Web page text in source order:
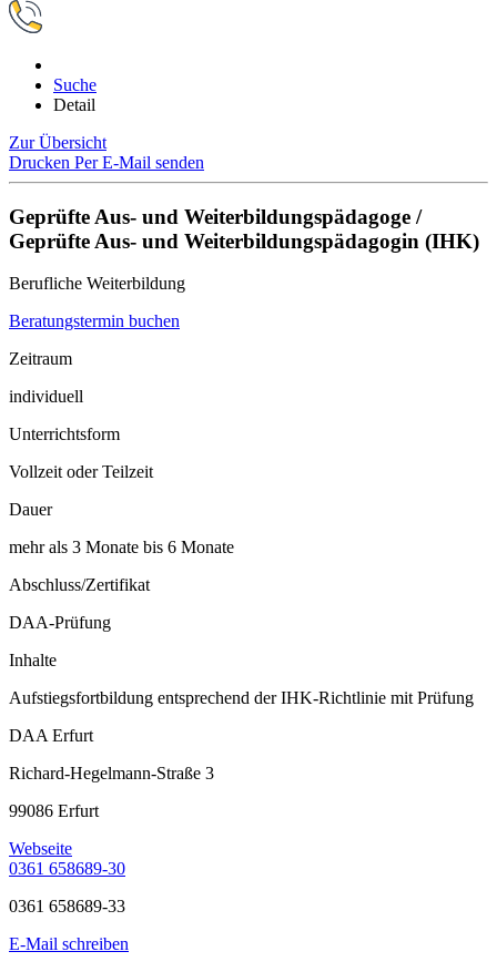
Suche
Detail
Zur Übersicht
Drucken Per E-Mail senden
Geprüfte Aus- und Weiterbildungspädagoge /
Geprüfte Aus- und Weiterbildungspädagogin (IHK)
Berufliche Weiterbildung
Beratungstermin buchen
Zeitraum
individuell
Unterrichtsform
Vollzeit oder Teilzeit
Dauer
mehr als 3 Monate bis 6 Monate
Abschluss/Zertifikat
DAA-Prüfung
Inhalte
Aufstiegsfortbildung entsprechend der IHK-Richtlinie mit Prüfung
DAA Erfurt
Richard-Hegelmann-Straße 3
99086 Erfurt
Webseite
0361 658689-30
0361 658689-33
E-Mail schreiben